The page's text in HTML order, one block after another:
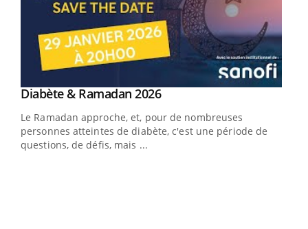
Youtube
Diabète & Ramadan 2026Youtube
Le Ramadan approche, et, pour de nombreuses
personnes atteintes de diabète, c'est une période de
questions, de défis, mais ...